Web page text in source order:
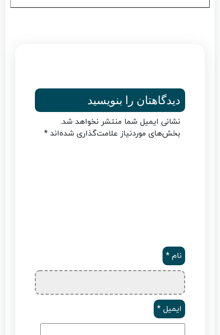
دیدگاهتان را بنویسید
نشانی ایمیل شما منتشر نخواهد شد.
بخش‌های موردنیاز علامت‌گذاری شده‌اند*
نام*
ایمیل*